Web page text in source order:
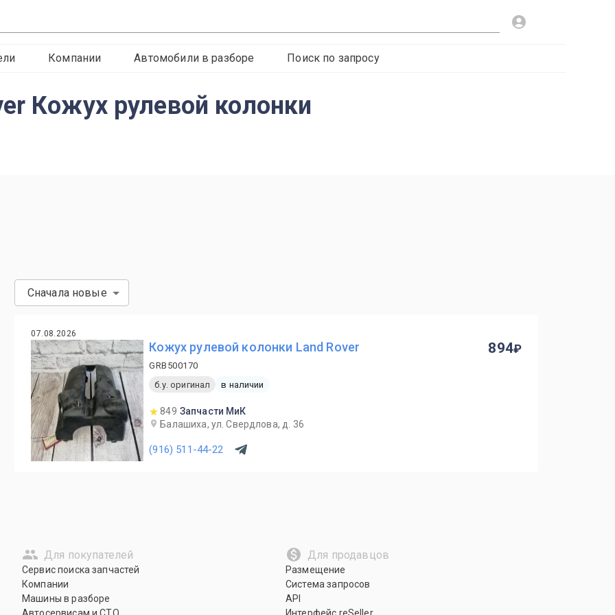
Компании Автомобили в разборе Поиск по запросу
Кожух рулевой колонки
Сначала новые
07.08.2026
Кожух рулевой колонки Land Rover
GRB500170
б.у. оригинал
в наличии
849 Запчасти МиК
Балашиха, ул. Свердлова, д. 36
(916) 511-44-22
894
Для покупателей
Сервис поиска запчастей
Компании
Машины в разборе
Для продавцов
Размещение
Система запросов
API